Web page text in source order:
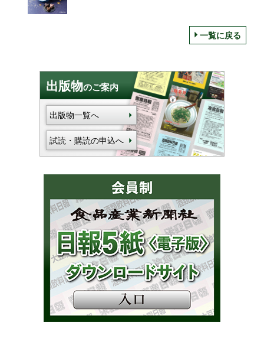
一覧に戻る
出版物のご案内
出版物一覧へ
試読・購読の申込へ